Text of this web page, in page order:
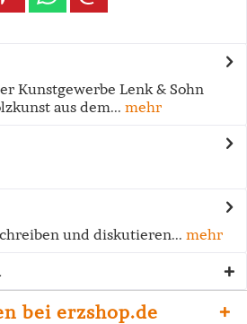
Kunstgewerbe Lenk & Sohn
aus dem... mehr
und diskutieren... mehr
bei erzshop.de